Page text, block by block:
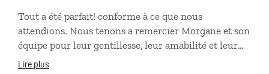
Tout a été parfait! conforme à ce que nous
attendions. Nous tenons a remercier Morgane et son
équipe pour leur gentillesse, leur amabilité et leur
réactivité. Nous ne manquerons pas de conseiller
Lire plus